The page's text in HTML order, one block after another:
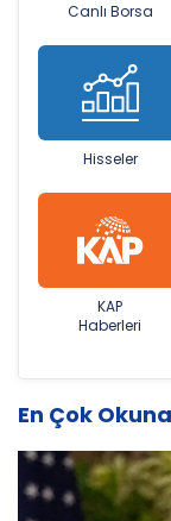
Canlı Borsa
Hisseler
KAP
Haberleri
En Çok